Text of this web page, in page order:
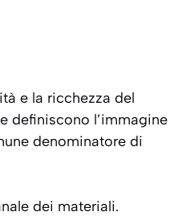
e la ricchezza del
definiscono l’immagine
denominatore di
dei materiali.